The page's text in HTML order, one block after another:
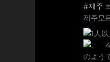
#제주
제주모